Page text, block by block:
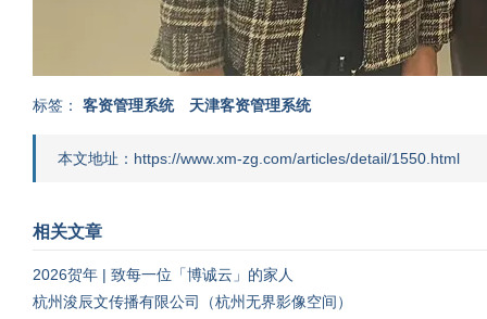
标签： 客资管理系统 天津客资管理系统
本文地址：https://www.xm-zg.com/articles/detail/1550.html
相关文章
2026贺年 | 致每一位「博诚云」的家人
杭州浚辰文传播有限公司（杭州无界影像空间）